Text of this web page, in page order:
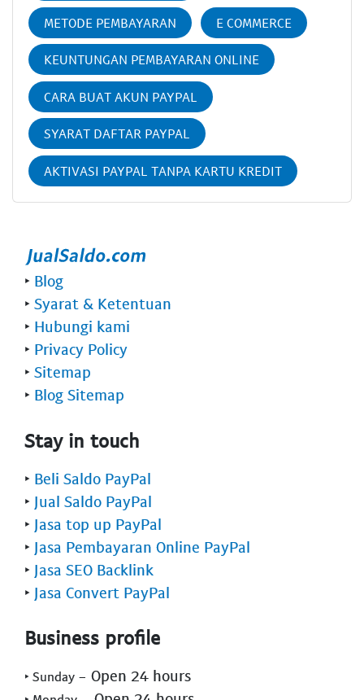
METODE PEMBAYARAN E COMMERCE
KEUNTUNGAN PEMBAYARAN ONLINE
CARA BUAT AKUN PAYPAL
SYARAT DAFTAR PAYPAL
AKTIVASI PAYPAL TANPA KARTU KREDIT
‣ Blog
‣ Syarat & Ketentuan
‣ Hubungi kami
‣ Privacy Policy
‣ Sitemap
‣ Blog Sitemap
Stay in touch
‣ Beli Saldo PayPal
‣ Jual Saldo PayPal
‣ Jasa top up PayPal
‣ Jasa Pembayaran Online PayPal
‣ Jasa SEO Backlink
‣ Jasa Convert PayPal
Business profile
‣ Sunday - Open 24 hours